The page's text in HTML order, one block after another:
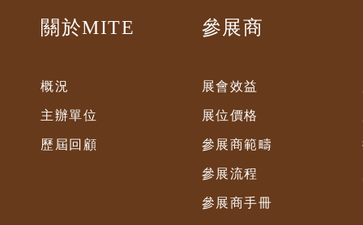
關於MITE
概況
主辦單位
歷屆回顧
參展商
展會效益
展位價格
參展商範疇
參展流程
參展商手冊